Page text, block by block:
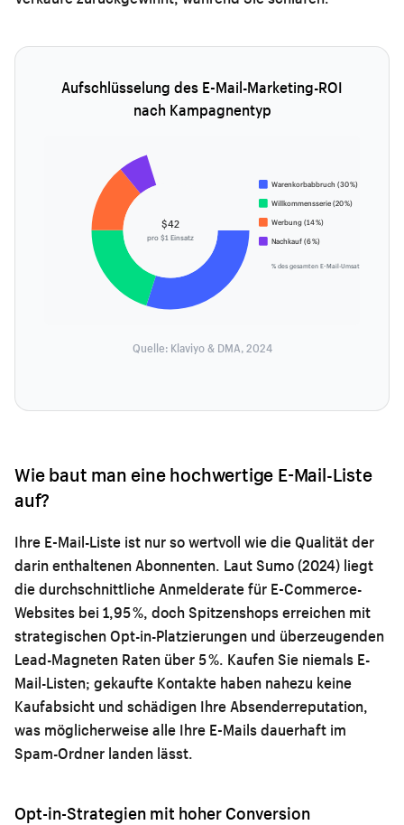
Aufschlüsselung des E-Mail-Marketing-ROI
nach Kampagnentyp
$42
pro $1 Einsatz
Warenkorbabbruch (30 %)
Willkommensserie (20 %)
Werbung (14 %)
Nachkauf (6 %)
% des gesamten E-Mail-Umsatzes
Quelle: Klaviyo & DMA, 2024
Wie baut man eine hochwertige E-Mail-Liste
auf?
Ihre E-Mail-Liste ist nur so wertvoll wie die Qualität der
darin enthaltenen Abonnenten. Laut Sumo (2024) liegt
die durchschnittliche Anmelderate für E-Commerce-
Websites bei 1,95 %, doch Spitzenshops erreichen mit
strategischen Opt-in-Platzierungen und überzeugenden
Lead-Magneten Raten über 5 %. Kaufen Sie niemals E-
Mail-Listen; gekaufte Kontakte haben nahezu keine
Kaufabsicht und schädigen Ihre Absenderreputation,
was möglicherweise alle Ihre E-Mails dauerhaft im
Spam-Ordner landen lässt.
Opt-in-Strategien mit hoher Conversion